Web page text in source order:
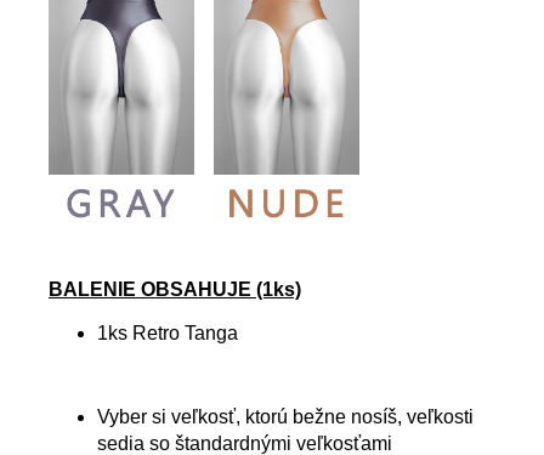
BALENIE OBSAHUJE (1ks)
1ks Retro Tanga
Vyber si veľkosť, ktorú bežne nosíš, veľkosti
sedia so štandardnými veľkosťami